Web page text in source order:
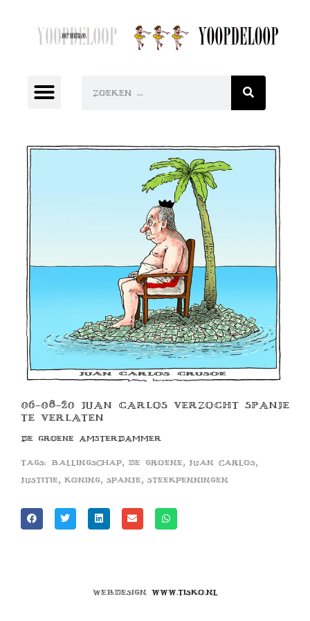
06-08-20 JUAN CARLOS VERZOCHT SPANJE
TE VERLATEN
DE GROENE AMSTERDAMMER
Tags: ballingschap, de groene , juan carlos,
justitie , koning, spanje , steekpenningen
Webdesign www.tisko.nl